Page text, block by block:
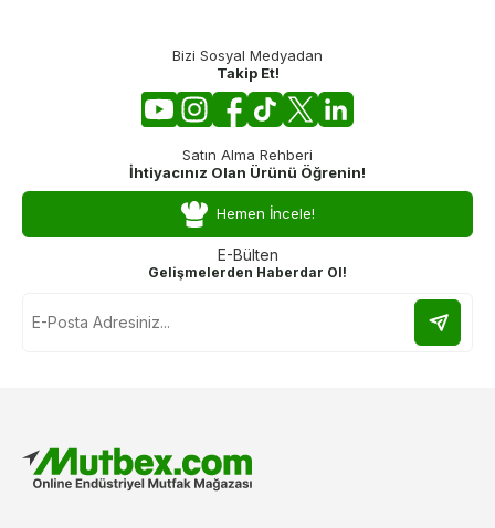
Bizi Sosyal Medyadan
Takip Et!
Satın Alma Rehberi
İhtiyacınız Olan Ürünü Öğrenin!
Hemen İncele!
E-Bülten
Gelişmelerden Haberdar Ol!